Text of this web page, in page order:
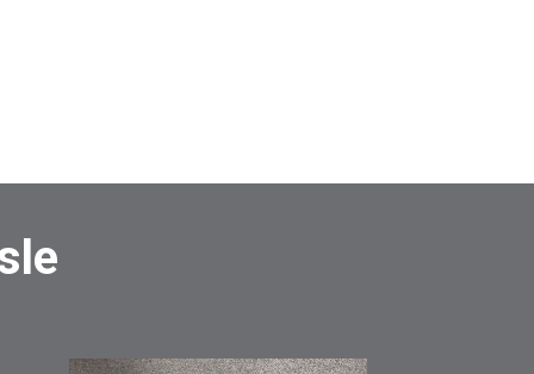
con softwares de terceros.
varios protocolos de comunicación estándar de la
industria